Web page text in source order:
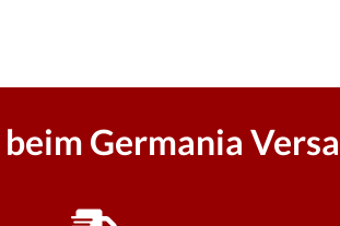
Germania